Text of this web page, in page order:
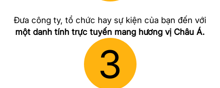
Đưa công ty, tổ chức hay sự kiện của bạn đến với
một danh tính trực tuyến mang hương vị Châu Á.
3